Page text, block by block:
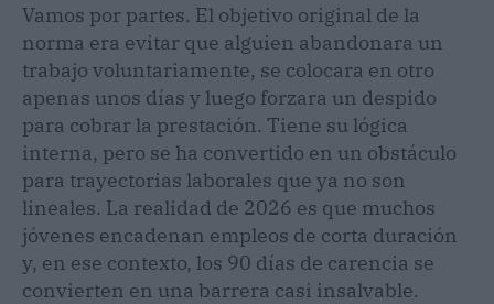
Vamos por partes. El objetivo original de la
norma era evitar que alguien abandonara un
trabajo voluntariamente, se colocara en otro
apenas unos días y luego forzara un despido
para cobrar la prestación. Tiene su lógica
interna, pero se ha convertido en un obstáculo
para trayectorias laborales que ya no son
lineales. La realidad de 2026 es que muchos
jóvenes encadenan empleos de corta duración
y, en ese contexto, los 90 días de carencia se
convierten en una barrera casi insalvable.